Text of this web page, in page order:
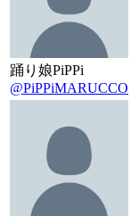
踊り娘PiPPi
@PiPPiMARUCCO